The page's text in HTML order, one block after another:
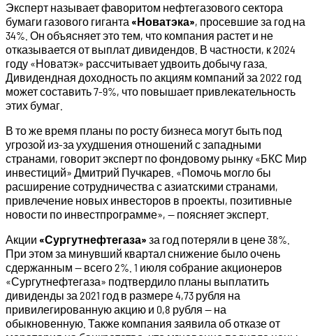
Эксперт называет фаворитом нефтегазового сектора
бумаги газового гиганта «Новатэка», просевшие за год на
34%. Он объясняет это тем, что компания растет и не
отказывается от выплат дивидендов. В частности, к 2024
году «Новатэк» рассчитывает удвоить добычу газа.
Дивидендная доходность по акциям компаний за 2022 год
может составить 7-9%, что повышает привлекательность
этих бумаг.
В то же время планы по росту бизнеса могут быть под
угрозой из-за ухудшения отношений с западными
странами, говорит эксперт по фондовому рынку «БКС Мир
инвестиций» Дмитрий Пучкарев. «Помочь могло бы
расширение сотрудничества с азиатскими странами,
привлечение новых инвесторов в проекты, позитивные
новости по инвестпрограмме», — поясняет эксперт.
Акции «Сургутнефтегаза» за год потеряли в цене 38%.
При этом за минувший квартал снижение было очень
сдержанным — всего 2%. 1 июля собрание акционеров
«Сургутнефтегаза» подтвердило планы выплатить
дивиденды за 2021 год в размере 4,73 рубля на
привилегированную акцию и 0,8 рубля — на
обыкновенную. Также компания заявила об отказе от